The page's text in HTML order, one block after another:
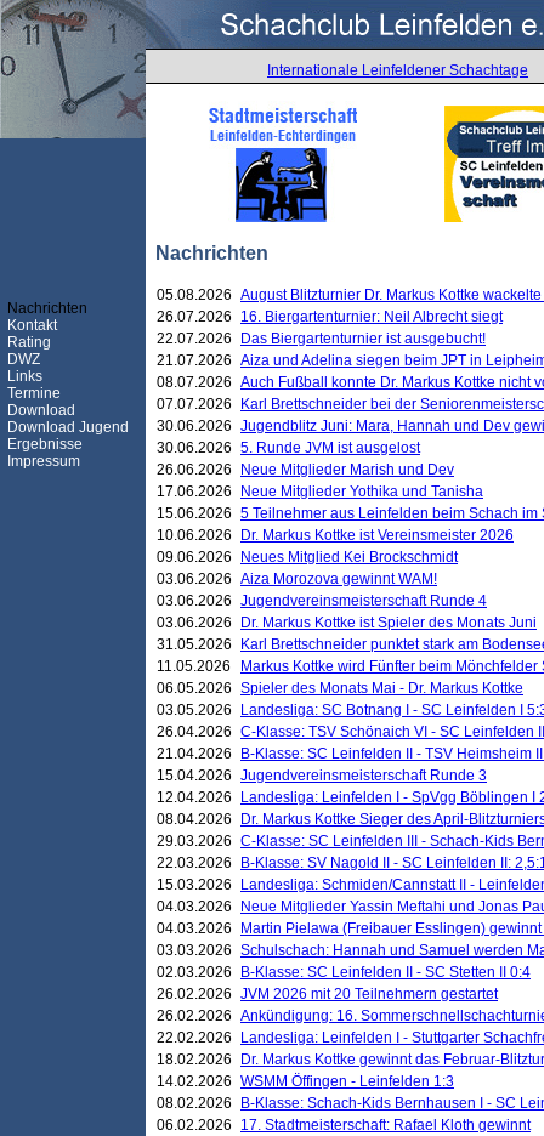
Internationale Leinfeldener Schachtage
Nachrichten
Nachrichten
Kontakt
Rating
DWZ
Links
Termine
Download
Download Jugend
Ergebnisse
Impressum
05.08.2026 August Blitzturnier Dr. Markus Kottke
26.07.2026
16. Biergartenturnier: Neil Albrecht siegt
22.07.2026
Das Biergartenturnier ist ausgebucht!
21.07.2026 Aiza und Adelina siegen beim JPT in
08.07.2026 Auch Fußball konnte Dr. Markus Kottke nicht
07.07.2026
Karl Brettschneider bei der
30.06.2026 Jugendblitz Juni: Mara, Hannah und Dev
30.06.2026 5. Runde JVM ist ausgelost
26.06.2026
Neue Mitglieder Marish und Dev
17.06.2026
Neue Mitglieder Yothika und Tanisha
15.06.2026 5 Teilnehmer aus Leinfelden beim Schach
10.06.2026
Dr. Markus Kottke ist Vereinsmeister 2026
09.06.2026
Neues Mitglied Kei Brockschmidt
03.06.2026 Aiza Morozova gewinnt WAM!
03.06.2026 Jugendvereinsmeisterschaft Runde 4
03.06.2026
Dr. Markus Kottke ist Spieler des Monats Juni
31.05.2026
Karl Brettschneider punktet stark am
11.05.2026
Markus Kottke wird Fünfter beim
06.05.2026 Spieler des Monats Mai - Dr. Markus Kottke
03.05.2026
Landesliga: SC Botnang I - SC Leinfelden I
26.04.2026 C-Klasse: TSV Schönaich VI - SC Leinfelden
21.04.2026
B-Klasse: SC Leinfelden II - TSV Heimsheim
15.04.2026 Jugendvereinsmeisterschaft Runde 3
12.04.2026
Landesliga: Leinfelden I - SpVgg Böblingen I
08.04.2026
Dr. Markus Kottke Sieger des April-
29.03.2026 C-Klasse: SC Leinfelden III - Schach-Kids
22.03.2026
B-Klasse: SV Nagold II - SC Leinfelden II:
15.03.2026
Landesliga: Schmiden/Cannstatt II -
04.03.2026
Neue Mitglieder Yassin Meftahi und Jonas
04.03.2026
Martin Pielawa (Freibauer Esslingen)
03.03.2026 Schulschach: Hannah und Samuel werden
02.03.2026
B-Klasse: SC Leinfelden II - SC Stetten II 0:4
26.02.2026 JVM 2026 mit 20 Teilnehmern gestartet
26.02.2026 Ankündigung: 16.
22.02.2026
Landesliga: Leinfelden I - Stuttgarter
18.02.2026
Dr. Markus Kottke gewinnt das Februar-
14.02.2026 WSMM Öffingen - Leinfelden 1:3
08.02.2026
B-Klasse: Schach-Kids Bernhausen I - SC
06.02.2026
17. Stadtmeisterschaft: Rafael Kloth gewinnt